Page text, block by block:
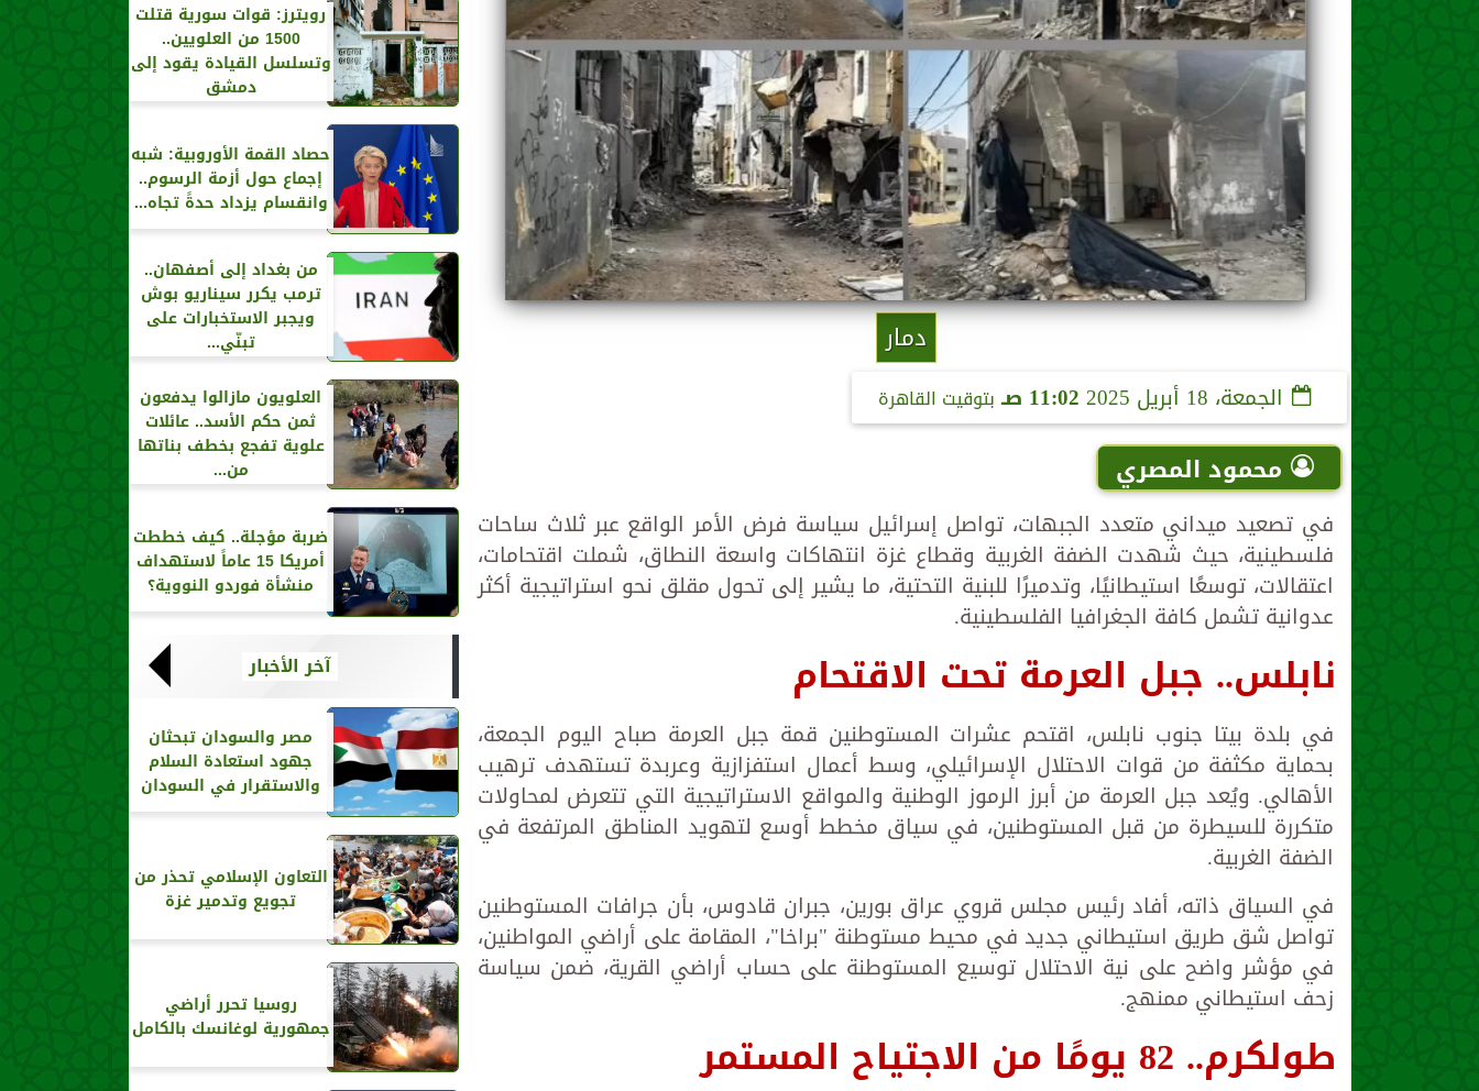
دمار
الجمعة، 18 أبريل 2025 11:02 صـ بتوقيت القاهرة
محمود المصري
في تصعيد ميداني متعدد الجبهات، تواصل إسرائيل سياسة فرض الأمر الواقع عبر ثلاث ساحات
فلسطينية، حيث شهدت الضفة الغربية وقطاع غزة انتهاكات واسعة النطاق، شملت اقتحامات،
اعتقالات، توسعًا استيطانيًا، وتدميرًا للبنية التحتية، ما يشير إلى تحول مقلق نحو استراتيجية أكثر
عدوانية تشمل كافة الجغرافيا الفلسطينية.
نابلس.. جبل العرمة تحت الاقتحام
في بلدة بيتا جنوب نابلس، اقتحم عشرات المستوطنين قمة جبل العرمة صباح اليوم الجمعة،
بحماية مكثفة من قوات الاحتلال الإسرائيلي، وسط أعمال استفزازية وعربدة تستهدف ترهيب
الأهالي. ويُعد جبل العرمة من أبرز الرموز الوطنية والمواقع الاستراتيجية التي تتعرض لمحاولات
متكررة للسيطرة من قبل المستوطنين، في سياق مخطط أوسع لتهويد المناطق المرتفعة في
الضفة الغربية.
في السياق ذاته، أفاد رئيس مجلس قروي عراق بورين، جبران قادوس، بأن جرافات المستوطنين
تواصل شق طريق استيطاني جديد في محيط مستوطنة "براخا"، المقامة على أراضي المواطنين،
في مؤشر واضح على نية الاحتلال توسيع المستوطنة على حساب أراضي القرية، ضمن سياسة
زحف استيطاني ممنهج.
طولكرم.. 82 يومًا من الاجتياح المستمر
رويترز‏: قوات سورية قتلت
1500 من العلويين..
وتسلسل القيادة يقود إلى
دمشق
حصاد القمة الأوروبية: شبه
إجماع حول أزمة الرسوم..
وانقسام يزداد حدةً تجاه...
من بغداد إلى أصفهان..
ترمب يكرر سيناريو بوش
ويجبر الاستخبارات على
تبنّي...
العلويون مازالوا يدفعون
ثمن حكم الأسد.. عائلات
علوية تفجع بخطف بناتها
من...
ضربة مؤجلة.. كيف خططت
أمريكا 15 عاماً لاستهداف
منشأة فوردو النووية؟
آخر الأخبار
مصر والسودان تبحثان
جهود استعادة السلام
والاستقرار في السودان
التعاون الإسلامي تحذر من
تجويع وتدمير غزة
روسيا تحرر أراضي
جمهورية لوغانسك بالكامل